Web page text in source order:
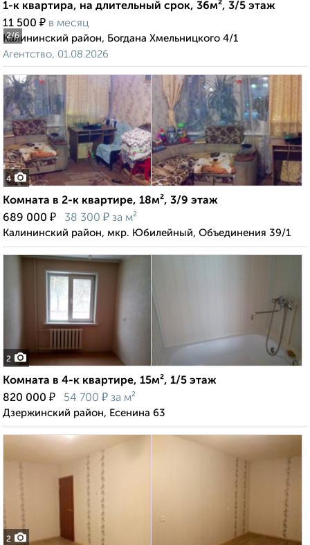
2/6
1-к квартира, на длительный срок, 36м², 3/5 этаж
11 500 ₽ в месяц
Калининский район, Богдана Хмельницкого 4/1
Агентство, 01.08.2026
4
Комната в 2-к квартире, 18м², 3/9 этаж
689 000 ₽ 38 300 ₽ за м²
Калининский район, мкр. Юбилейный, Объединения 39/1
2
Комната в 4-к квартире, 15м², 1/5 этаж
820 000 ₽ 54 700 ₽ за м²
Дзержинский район, Есенина 63
2